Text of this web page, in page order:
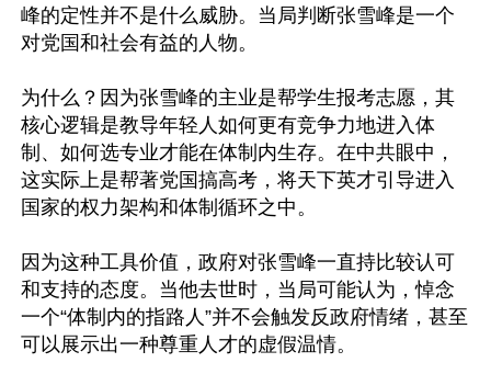
峰的定性并不是什么威胁。当局判断张雪峰是一个
对党国和社会有益的人物。
为什么？因为张雪峰的主业是帮学生报考志愿，其
核心逻辑是教导年轻人如何更有竞争力地进入体
制、如何选专业才能在体制内生存。在中共眼中，
这实际上是帮著党国搞高考，将天下英才引导进入
国家的权力架构和体制循环之中。
因为这种工具价值，政府对张雪峰一直持比较认可
和支持的态度。当他去世时，当局可能认为，悼念
一个“体制内的指路人”并不会触发反政府情绪，甚至
可以展示出一种尊重人才的虚假温情。